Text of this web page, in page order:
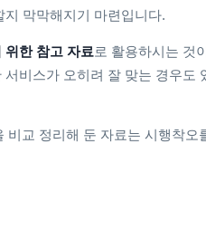
지 막막해지기 마련입니다.
한 참고 자료 로 활용하시는 것
비스가 오히려 잘 맞는 경우도
교 정리해 둔 자료는 시행착오